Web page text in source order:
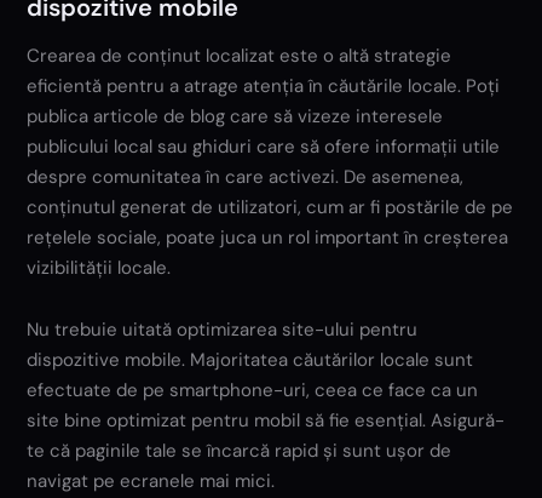
dispozitive mobile
Crearea de conținut localizat este o altă strategie
eficientă pentru a atrage atenția în căutările locale. Poți
publica articole de blog care să vizeze interesele
publicului local sau ghiduri care să ofere informații utile
despre comunitatea în care activezi. De asemenea,
conținutul generat de utilizatori, cum ar fi postările de pe
rețelele sociale, poate juca un rol important în creșterea
vizibilității locale.
Nu trebuie uitată optimizarea site-ului pentru
dispozitive mobile. Majoritatea căutărilor locale sunt
efectuate de pe smartphone-uri, ceea ce face ca un
site bine optimizat pentru mobil să fie esențial. Asigură-
te că paginile tale se încarcă rapid și sunt ușor de
navigat pe ecranele mai mici.